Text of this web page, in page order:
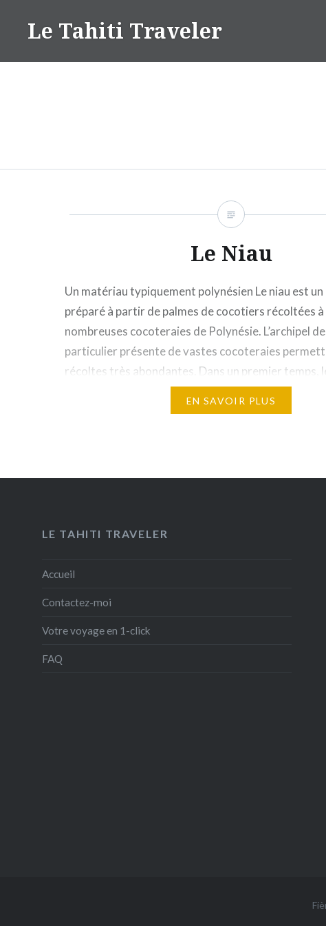
Le Tahiti Traveler
Le Niau
Un matériau typiquement polynésien Le niau est
préparé à partir de palmes de cocotiers récoltées
nombreuses cocoteraies de Polynésie. L’archipel
particulier présente de vastes cocoteraies
récoltes très abondantes. Dans un premier temps,
cocotiers sont immergées dans de l’eau de mer
EN SAVOIR PLUS
LE TAHITI TRAVELER
Accueil
Contactez-moi
Votre voyage en 1-click
FAQ